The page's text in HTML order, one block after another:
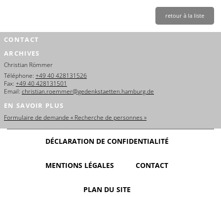
retour à la liste
CONTACT
ARCHIVES
Christian Römmer
Téléphone: +49 40 428131526
Fax: +49 40 428131501
Email: christian.roemmer@gedenkstaetten.hamburg.de
EN SAVOIR PLUS
Formulaire de demande « Recherche de personnes »
DÉCLARATION DE CONFIDENTIALITÉ
MENTIONS LÉGALES CONTACT
PLAN DU SITE